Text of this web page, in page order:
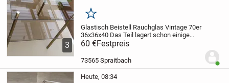
3
Merken
Glastisch Beistell Rauchglas Vintage 70er
36x36x40 Das Teil lagert schon einige
Zeit bei mir. Den Zustand entnehmen Sie
bitte den Bildern. Da es sich um einen
Privatverkauf handelt schließe ich...
60 €Festpreis
73565 Spraitbach
Heute, 08:34